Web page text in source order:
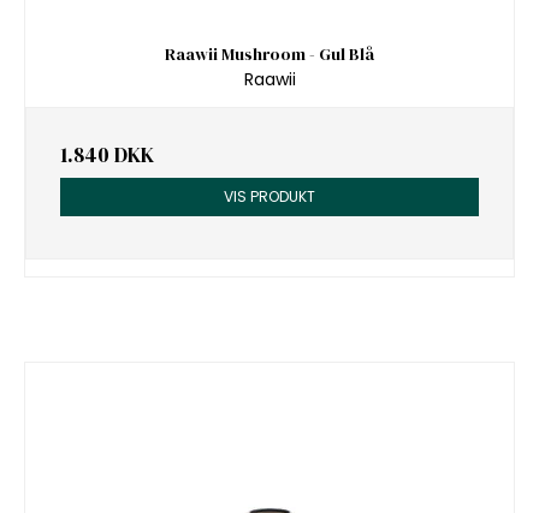
Raawii Mushroom - Gul Blå
Raawii
1.840 DKK
VIS PRODUKT